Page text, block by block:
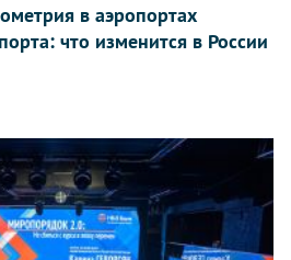
в аэропортах
что изменится в России